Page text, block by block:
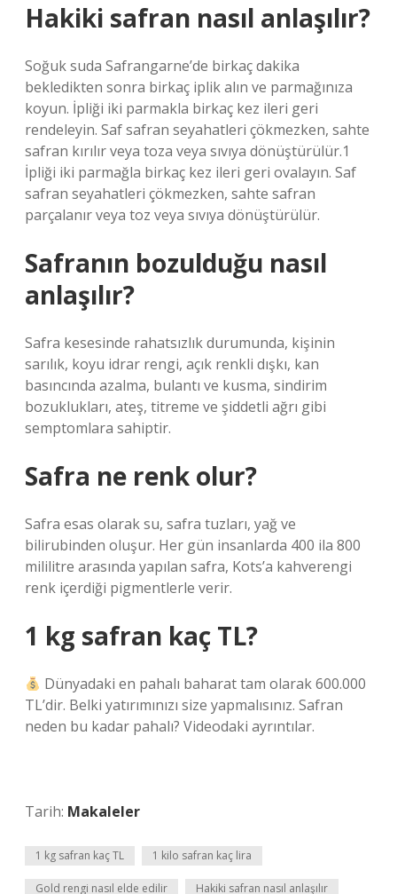
Hakiki safran nasıl anlaşılır?
Soğuk suda Safrangarne’de birkaç dakika
bekledikten sonra birkaç iplik alın ve parmağınıza
koyun. İpliği iki parmakla birkaç kez ileri geri
rendeleyin. Saf safran seyahatleri çökmezken, sahte
safran kırılır veya toza veya sıvıya dönüştürülür.1
İpliği iki parmağla birkaç kez ileri geri ovalayın. Saf
safran seyahatleri çökmezken, sahte safran
parçalanır veya toz veya sıvıya dönüştürülür.
Safranın bozulduğu nasıl
anlaşılır?
Safra kesesinde rahatsızlık durumunda, kişinin
sarılık, koyu idrar rengi, açık renkli dışkı, kan
basıncında azalma, bulantı ve kusma, sindirim
bozuklukları, ateş, titreme ve şiddetli ağrı gibi
semptomlara sahiptir.
Safra ne renk olur?
Safra esas olarak su, safra tuzları, yağ ve
bilirubinden oluşur. Her gün insanlarda 400 ila 800
mililitre arasında yapılan safra, Kots’a kahverengi
renk içerdiği pigmentlerle verir.
1 kg safran kaç TL?
Dünyadaki en pahalı baharat tam olarak 600.000
TL’dir. Belki yatırımınızı size yapmalısınız. Safran
neden bu kadar pahalı? Videodaki ayrıntılar.
Tarih: Makaleler
1 kg safran kaç TL 1 kilo safran kaç lira
Gold rengi nasıl elde edilir Hakiki safran nasıl anlaşılır